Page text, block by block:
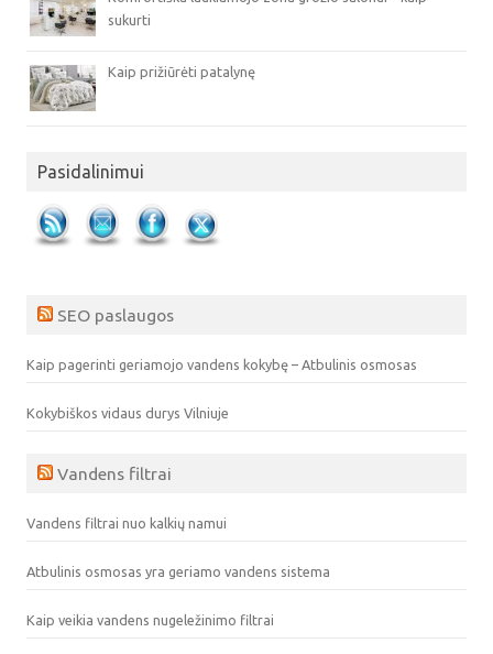
sukurti
Kaip prižiūrėti patalynę
Pasidalinimui
SEO paslaugos
Kaip pagerinti geriamojo vandens kokybę – Atbulinis osmosas
Kokybiškos vidaus durys Vilniuje
Vandens filtrai
Vandens filtrai nuo kalkių namui
Atbulinis osmosas yra geriamo vandens sistema
Kaip veikia vandens nugeležinimo filtrai